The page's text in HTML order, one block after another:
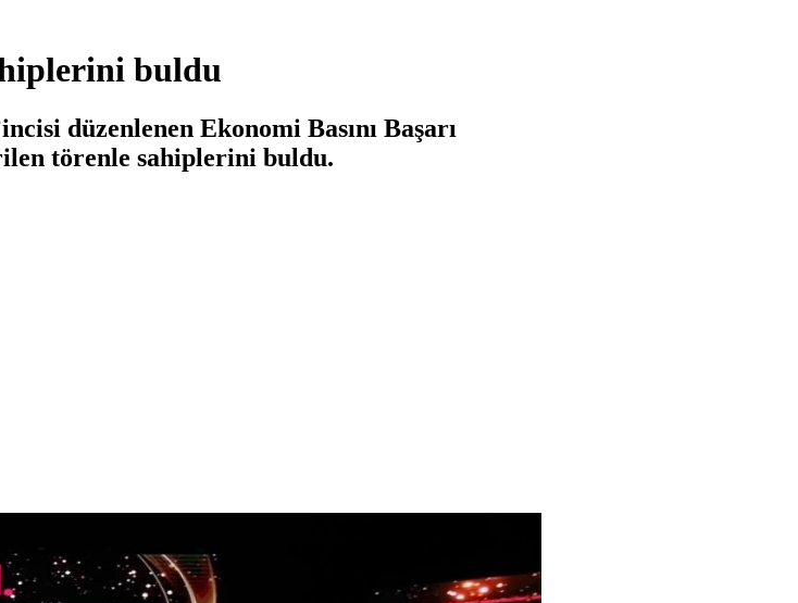
buldu
düzenlenen Ekonomi Basını Başarı
törenle sahiplerini buldu.